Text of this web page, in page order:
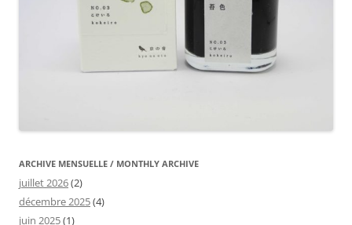
ARCHIVE MENSUELLE / MONTHLY ARCHIVE
juillet 2026(2)
décembre 2025(4)
juin 2025(1)